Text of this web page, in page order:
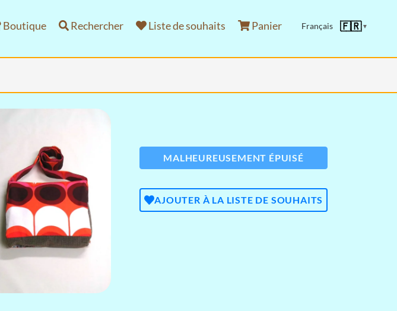
Boutique Rechercher Liste de souhaits Panier Français 🇫🇷▼
MALHEUREUSEMENT ÉPUISÉ
AJOUTER À LA LISTE DE SOUHAITS